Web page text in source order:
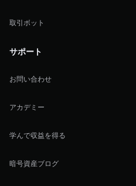
取引ボット
サポート
お問い合わせ
アカデミー
学んで収益を得る
暗号資産ブログ